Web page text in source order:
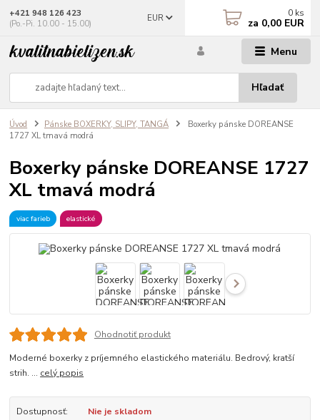
Menu
EUR
Hľadať
+421 948 126 423
(Po.-Pi. 10.00 - 15.00)
0 ks
za 0,00 EUR
Úvod Pánske BOXERKY, SLIPY, TANGÁ
Boxerky pánske DOREANSE
1727 XL tmavá modrá
Boxerky pánske DOREANSE 1727
XL tmavá modrá
viac farieb elastické
Ohodnotiť produkt
Moderné boxerky z príjemného elastického materiálu. Bedrový, kratší
strih. ... celý popis
Dostupnosť:
Nie je skladom